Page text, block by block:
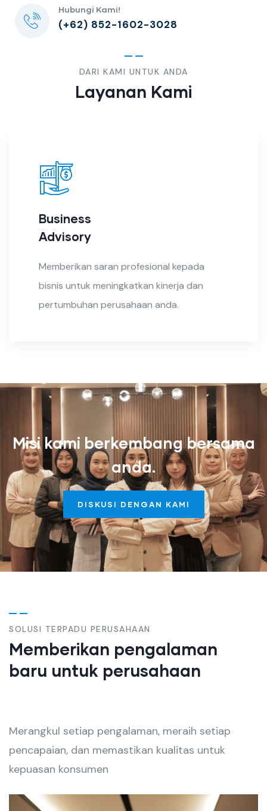
Hubungi Kami!
(+62) 852-1602-3028
DARI KAMI UNTUK ANDA
Layanan Kami
Business
Advisory
Memberikan saran profesional kepada
bisnis untuk meningkatkan kinerja dan
pertumbuhan perusahaan anda.
Misi kami berkembang bersama
anda.
DISKUSI DENGAN KAMI
SOLUSI TERPADU PERUSAHAAN
Memberikan pengalaman
baru untuk perusahaan
Merangkul setiap pengalaman, meraih setiap
pencapaian, dan memastikan kualitas untuk
kepuasan konsumen